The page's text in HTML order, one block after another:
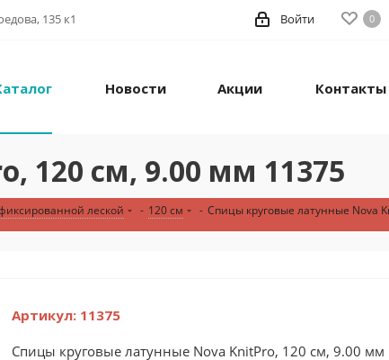
135 к1 0
Войти
Новости Акции Контакты
120 см, 9.00 мм 11375
леской - 120 см - Спицы круговые латунные Nova
Артикул: 11375
Спицы круговые латунные Nova KnitPro, 120 см, 9.00 мм